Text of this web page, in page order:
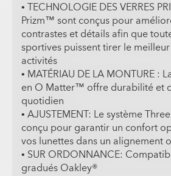
• TECHNOLOGIE DES VERRES
Prizm™ sont conçus pour
contrastes et détails afin que
sportives puissent tirer le
activités
• MATÉRIAU DE LA MONTURE :
en O Matter™ offre durabilité et
quotidien
• AJUSTEMENT: Le système
conçu pour garantir un confort
vos lunettes dans un alignement
• SUR ORDONNANCE:
gradués Oakley®